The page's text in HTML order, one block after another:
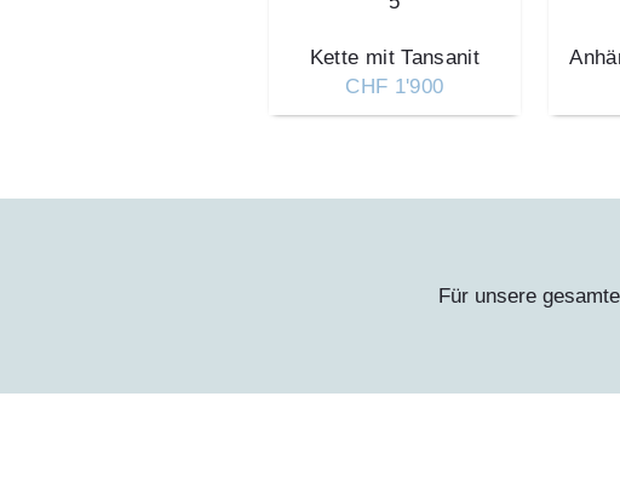
Kette mit Tansanit
CHF 1'900
Für unsere